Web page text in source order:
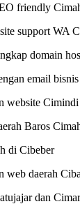
friendly
support WA
domain
email
website Cimindi
Baros
di Cibeber
web daerah
dan